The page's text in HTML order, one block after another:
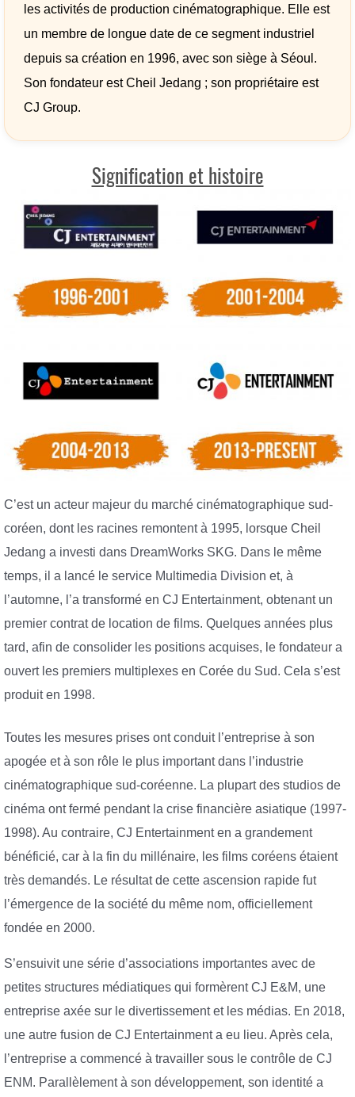
les activités de production cinématographique. Elle est
un membre de longue date de ce segment industriel
depuis sa création en 1996, avec son siège à Séoul.
Son fondateur est Cheil Jedang ; son propriétaire est
CJ Group.
Signification et histoire
C’est un acteur majeur du marché cinématographique sud-
coréen, dont les racines remontent à 1995, lorsque Cheil
Jedang a investi dans DreamWorks SKG. Dans le même
temps, il a lancé le service Multimedia Division et, à
l’automne, l’a transformé en CJ Entertainment, obtenant un
premier contrat de location de films. Quelques années plus
tard, afin de consolider les positions acquises, le fondateur a
ouvert les premiers multiplexes en Corée du Sud. Cela s’est
produit en 1998.
Toutes les mesures prises ont conduit l’entreprise à son
apogée et à son rôle le plus important dans l’industrie
cinématographique sud-coréenne. La plupart des studios de
cinéma ont fermé pendant la crise financière asiatique (1997-
1998). Au contraire, CJ Entertainment en a grandement
bénéficié, car à la fin du millénaire, les films coréens étaient
très demandés. Le résultat de cette ascension rapide fut
l’émergence de la société du même nom, officiellement
fondée en 2000.
S’ensuivit une série d’associations importantes avec de
petites structures médiatiques qui formèrent CJ E&M, une
entreprise axée sur le divertissement et les médias. En 2018,
une autre fusion de CJ Entertainment a eu lieu. Après cela,
l’entreprise a commencé à travailler sous le contrôle de CJ
ENM. Parallèlement à son développement, son identité a